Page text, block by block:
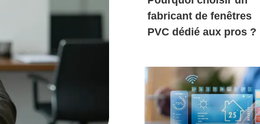
fabricant de fenêtres
PVC dédié aux pros ?